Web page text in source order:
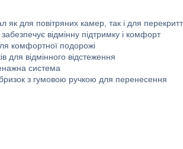
для повітряних камер, так і для
відмінну підтримку і комфорт
комфортної подорожі
для відмінного відстеження
система
з гумовою ручкою для перенесення